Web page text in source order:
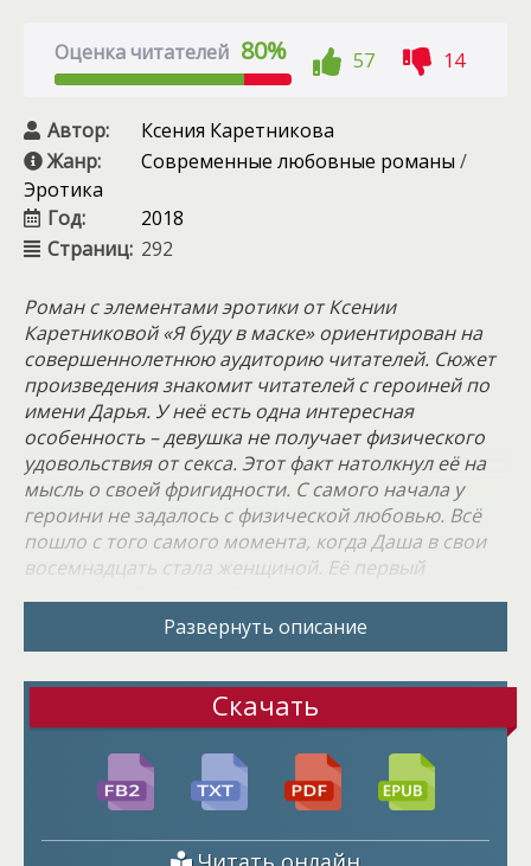
Оценка читателей 80% 57 14
Автор:
Ксения Каретникова
Жанр:
Современные любовные романы /
Эротика
Год:
2018
Страниц: 292
Роман с элементами эротики от Ксении
Каретниковой «Я буду в маске» ориентирован на
совершеннолетнюю аудиторию читателей. Сюжет
произведения знакомит читателей с героиней по
имени Дарья. У неё есть одна интересная
особенность – девушка не получает физического
удовольствия от секса. Этот факт натолкнул её на
мысль о своей фригидности. С самого начала у
героини не задалось с физической любовью. Всё
пошло с того самого момента, когда Даша в свои
восемнадцать стала женщиной. Её первый
и героиня тут же невзлюбила секс. Даша искренне
недоумевала, почему остальные называют это
приятных. По её мнению, секс - это лишь
природная необходимость для продолжения рода,
не боле того…
Тогда Даша решила, что не сложился первый раз. У
согласилась повторить. У героини уже был новый
Развернуть описание
Скачать